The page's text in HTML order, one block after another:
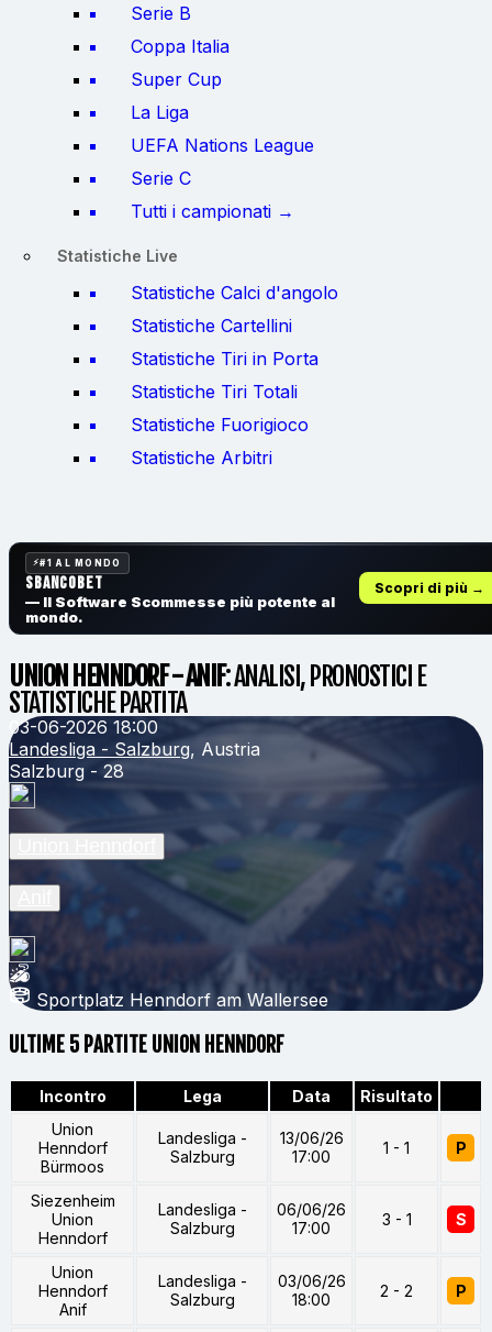
Serie B
Coppa Italia
Super Cup
La Liga
UEFA Nations League
Serie C
Tutti i campionati →
Statistiche Live
Statistiche Calci d'angolo
Statistiche Cartellini
Statistiche Tiri in Porta
Statistiche Tiri Totali
Statistiche Fuorigioco
Statistiche Arbitri
#1 AL MONDO
SbancoBet
— Il Software Scommesse più potente al
mondo.
Scopri di più →
UNION HENNDORF - ANIF: ANALISI, PRONOSTICI E
STATISTICHE PARTITA
03-06-2026 18:00
Landesliga - Salzburg, Austria
Salzburg - 28
Sportplatz Henndorf am Wallersee
ULTIME 5 PARTITE UNION HENNDORF
Incontro Lega Data
Risultato
Union
Henndorf
Bürmoos
Landesliga -
Salzburg
13/06/26
17:00
1 - 1 P
Siezenheim
Union
Henndorf
Landesliga -
Salzburg
06/06/26
17:00
3 - 1 S
Union
Henndorf
Anif
Landesliga -
Salzburg
03/06/26
18:00
2 - 2 P